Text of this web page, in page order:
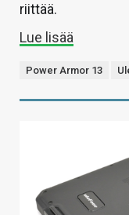
riittää.
Lue lisää
Power Armor 13